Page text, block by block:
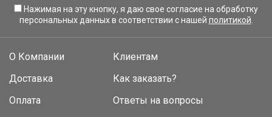
Нажимая на эту кнопку, я даю свое согласие на обработку
персональных данных в соответствии с нашей политикой
О Компании
Доставка
Оплата
Клиентам
Как заказать?
Ответы на вопросы